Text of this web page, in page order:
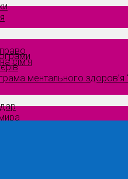
сім’я
ментального здоров’я